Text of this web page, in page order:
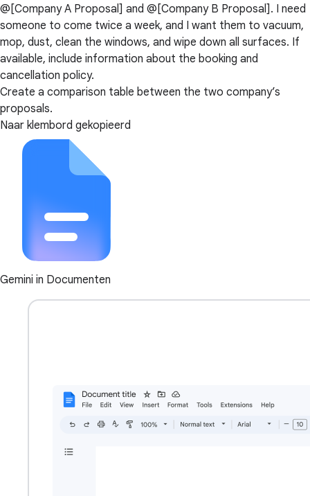
@[Company A Proposal] and @[Company B Proposal]. I need
someone to come twice a week, and I want them to vacuum,
mop, dust, clean the windows, and wipe down all surfaces. If
available, include information about the booking and
cancellation policy.
Create a comparison table between the two company’s
proposals.
Naar klembord gekopieerd
Gemini in Documenten